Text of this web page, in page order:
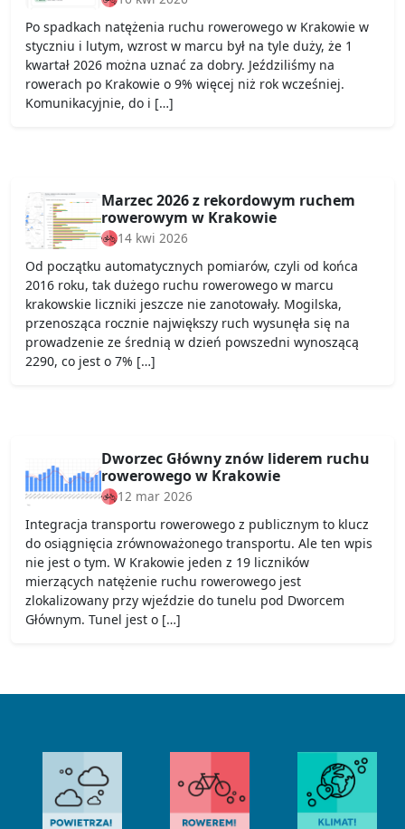
Po spadkach natężenia ruchu rowerowego w Krakowie w
styczniu i lutym, wzrost w marcu był na tyle duży, że 1
kwartał 2026 można uznać za dobry. Jeździliśmy na
rowerach po Krakowie o 9% więcej niż rok wcześniej.
Komunikacyjnie, do i […]
Marzec 2026 z rekordowym ruchem
rowerowym w Krakowie
14 kwi 2026
Od początku automatycznych pomiarów, czyli od końca
2016 roku, tak dużego ruchu rowerowego w marcu
krakowskie liczniki jeszcze nie zanotowały. Mogilska,
przenosząca rocznie największy ruch wysunęła się na
prowadzenie ze średnią w dzień powszedni wynoszącą
2290, co jest o 7% […]
Dworzec Główny znów liderem ruchu
rowerowego w Krakowie
12 mar 2026
Integracja transportu rowerowego z publicznym to klucz
do osiągnięcia zrównoważonego transportu. Ale ten wpis
nie jest o tym. W Krakowie jeden z 19 liczników
mierzących natężenie ruchu rowerowego jest
zlokalizowany przy wjeździe do tunelu pod Dworcem
Głównym. Tunel jest o […]